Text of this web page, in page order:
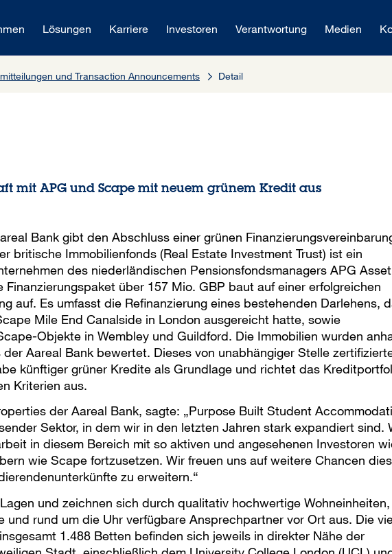
Lösungen Karriere Investoren Verantwortung Medien
und Transaction Announcements Detail
mit APG und Scape mit neuem grünem Kredit aus
Bank gibt den Abschluss einer grünen
britische Immobilienfonds (Real Estate Investment Trust) ist ein
des niederländischen Pensionsfondsmanagers APG Asset
Finanzierungspaket über 157 Mio. GBP baut auf einer erfolgreichen
auf. Es umfasst die Refinanzierung eines bestehenden Darlehens,
Mile End Canalside in London ausgereicht hatte, sowie
Objekte in Wembley und Guildford. Die Immobilien wurden
Aareal Bank bewertet. Dieses von unabhängiger Stelle
künftiger grüner Kredite als Grundlage und richtet das
Kriterien aus.
der Aareal Bank, sagte: „Purpose Built Student
Sektor, in dem wir in den letzten Jahren stark expandiert sind.
in diesem Bereich mit so aktiven und angesehenen Investoren
wie Scape fortzusetzen. Wir freuen uns auf weitere Chancen
zu erweitern.“
und zeichnen sich durch qualitativ hochwertige Wohneinheiten,
und rund um die Uhr verfügbare Ansprechpartner vor Ort aus. Die
1.488 Betten befinden sich jeweils in direkter Nähe der